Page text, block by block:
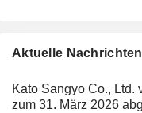
Aktuelle
Kato Sangyo Co., Ltd.
zum 31. März 2026